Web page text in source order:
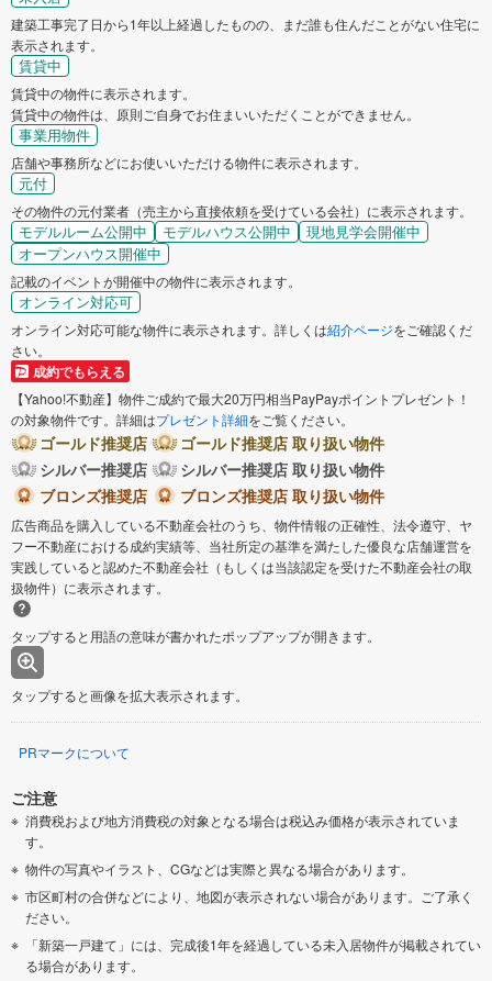
建築工事完了日から1年以上経過したものの、まだ誰も住んだことがない住宅に
表示されます。
賃貸中
賃貸中の物件に表示されます。
賃貸中の物件は、原則ご自身でお住まいいただくことができません。
事業用物件
店舗や事務所などにお使いいただける物件に表示されます。
元付
その物件の元付業者（売主から直接依頼を受けている会社）に表示されます。
モデルルーム公開中 モデルハウス公開中
現地見学会開催中
オープンハウス開催中
記載のイベントが開催中の物件に表示されます。
オンライン対応可
オンライン対応可能な物件に表示されます。詳しくは紹介ページをご確認くだ
さい。
成約でもらえる
【Yahoo!不動産】物件ご成約で最大20万円相当PayPayポイントプレゼント！
の対象物件です。詳細はプレゼント詳細をご覧ください。
ゴールド推奨店
ゴールド推奨店 取り扱い物件
シルバー推奨店
シルバー推奨店 取り扱い物件
ブロンズ推奨店
ブロンズ推奨店 取り扱い物件
広告商品を購入している不動産会社のうち、物件情報の正確性、法令遵守、ヤ
フー不動産における成約実績等、当社所定の基準を満たした優良な店舗運営を
実践していると認めた不動産会社（もしくは当該認定を受けた不動産会社の取
扱物件）に表示されます。
タップすると用語の意味が書かれたポップアップが開きます。
タップすると画像を拡大表示されます。
PRマークについて
ご注意
消費税および地方消費税の対象となる場合は税込み価格が表示されていま
す。
物件の写真やイラスト、CGなどは実際と異なる場合があります。
市区町村の合併などにより、地図が表示されない場合があります。ご了承く
ださい。
「新築一戸建て」には、完成後1年を経過している未入居物件が掲載されてい
る場合があります。